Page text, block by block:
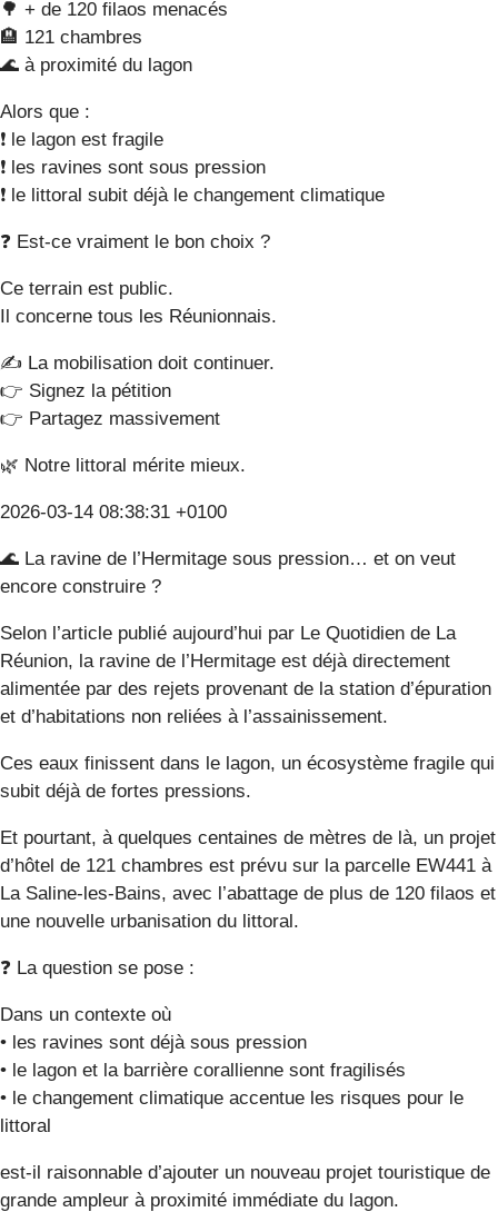
🌳 + de 120 filaos menacés
🏨 121 chambres
🌊 à proximité du lagon
Alors que :
❗ le lagon est fragile
❗ les ravines sont sous pression
❗ le littoral subit déjà le changement climatique
❓ Est-ce vraiment le bon choix ?
Ce terrain est public.
Il concerne tous les Réunionnais.
✍️ La mobilisation doit continuer.
👉 Signez la pétition
👉 Partagez massivement
🌿 Notre littoral mérite mieux.
2026-03-14 08:38:31 +0100
🌊 La ravine de l’Hermitage sous pression… et on veut
encore construire ?
Selon l’article publié aujourd’hui par Le Quotidien de La
Réunion, la ravine de l’Hermitage est déjà directement
alimentée par des rejets provenant de la station d’épuration
et d’habitations non reliées à l’assainissement.
Ces eaux finissent dans le lagon, un écosystème fragile qui
subit déjà de fortes pressions.
Et pourtant, à quelques centaines de mètres de là, un projet
d’hôtel de 121 chambres est prévu sur la parcelle EW441 à
La Saline-les-Bains, avec l’abattage de plus de 120 filaos et
une nouvelle urbanisation du littoral.
❓ La question se pose :
Dans un contexte où
• les ravines sont déjà sous pression
• le lagon et la barrière corallienne sont fragilisés
• le changement climatique accentue les risques pour le
littoral
est-il raisonnable d’ajouter un nouveau projet touristique de
grande ampleur à proximité immédiate du lagon.